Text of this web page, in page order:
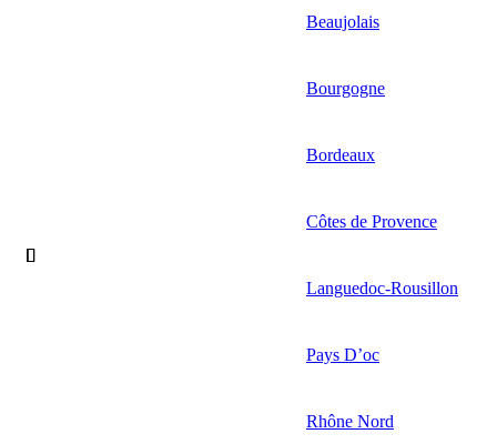
Beaujolais
Bourgogne
Bordeaux
Côtes de Provence
Languedoc-Rousillon
Pays D’oc
Rhône Nord